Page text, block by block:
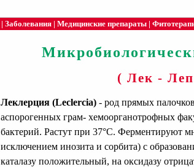
| Заболевания | Медицинские препараты |
( Лек -
Леклерция (Leclercia) - род прямых
аспорогенных грам- хемоорганотрофных
бактерий. Растут при 37°С. Ферментируют
исключением инозита и сорбита) с
каталазу положительный, на оксидазу